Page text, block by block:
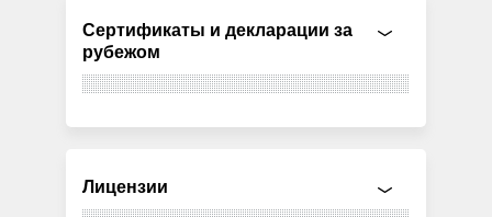
Сертификаты и декларации за
рубежом
Лицензии